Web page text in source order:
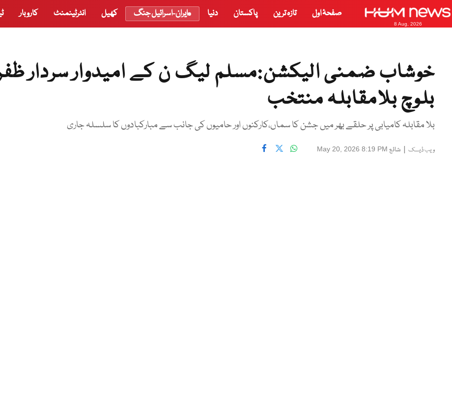
8 Aug, 2026
صفحۂ اول تازہ ترین پاکستان دنیا ایران-اسرائیل جنگ کھیل انٹرٹینمنٹ کاروبار
خوشاب ضمنی الیکشن:مسلم لیگ ن کے امیدوار سردار
بلوچ بلامقابلہ منتخب
بلا مقابلہ کامیابی پر حلقے بھر میں جشن کا سماں،کارکنوں اور حامیوں کی جانب سے مبارکبادوں کا سلسلہ جاری
ویب ڈیسک | شائع May 20, 2026 8:19 PM